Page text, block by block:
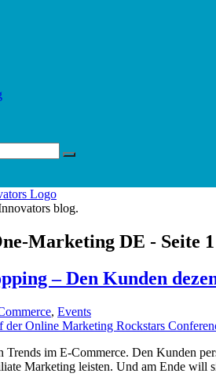
blog.
Marketing DE - Seite 1
– Den Kunden
, Events
Trends im E-Commerce. Den Kunden
Marketing leisten. Und am Ende will